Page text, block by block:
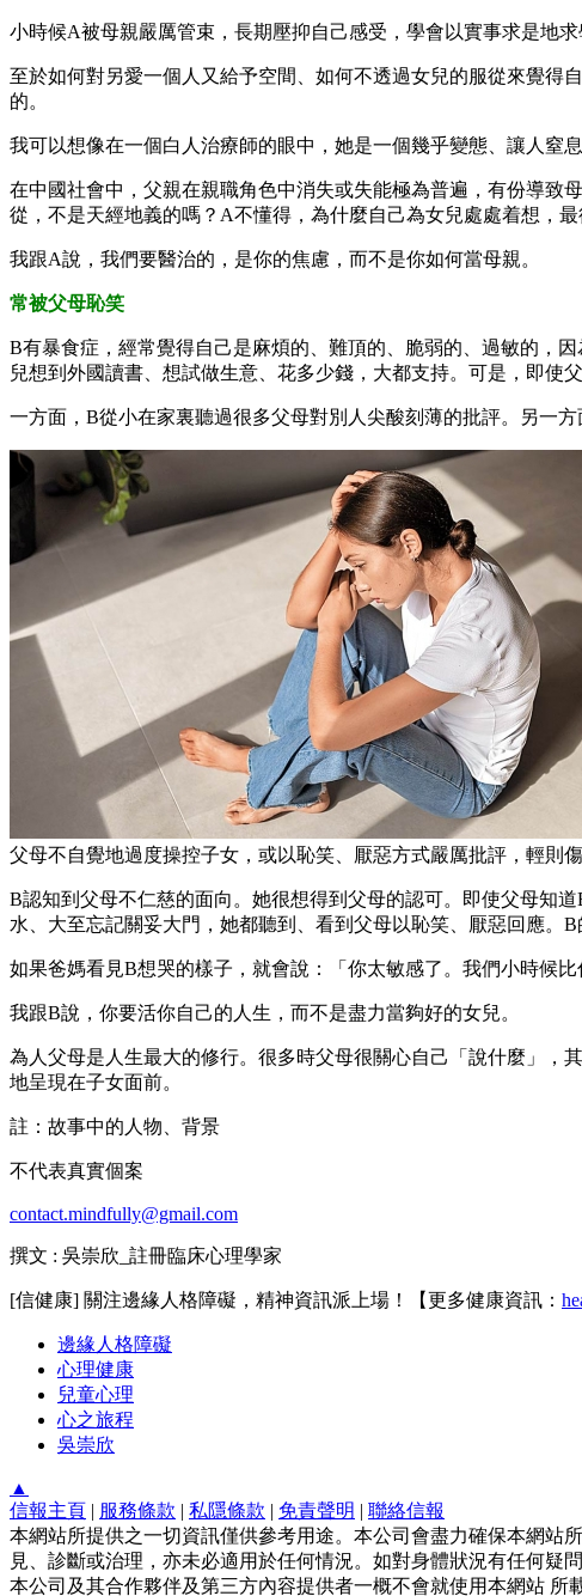
小時候A被母親嚴厲管束，長期壓抑自己感受，學會以實事求是地
至於如何對另愛一個人又給予空間、如何不透過女兒的服從來覺得
的。
我可以想像在一個白人治療師的眼中，她是一個幾乎變態、讓人窒息
在中國社會中，父親在親職角色中消失或失能極為普遍，有份導致
從，不是天經地義的嗎？A不懂得，為什麼自己為女兒處處着想，最
我跟A說，我們要醫治的，是你的焦慮，而不是你如何當母親。
常被父母恥笑
B有暴食症，經常覺得自己是麻煩的、難頂的、脆弱的、過敏的，
兒想到外國讀書、想試做生意、花多少錢，大都支持。可是，即使
一方面，B從小在家裏聽過很多父母對別人尖酸刻薄的批評。另一
父母不自覺地過度操控子女，或以恥笑、厭惡方式嚴厲批評，輕則
B認知到父母不仁慈的面向。她很想得到父母的認可。即使父母知
水、大至忘記關妥大門，她都聽到、看到父母以恥笑、厭惡回應。
如果爸媽看見B想哭的樣子，就會說：「你太敏感了。我們小時候
我跟B說，你要活你自己的人生，而不是盡力當夠好的女兒。
為人父母是人生最大的修行。很多時父母很關心自己「說什麼」，
地呈現在子女面前。
註：故事中的人物、背景
不代表真實個案
contact.mindfully@gmail.com
撰文 : 吳崇欣_註冊臨床心理學家
[信健康] 關注邊緣人格障礙，精神資訊派上場！【更多健康資訊：
邊緣人格障礙
心理健康
兒童心理
心之旅程
吳崇欣
▲
信報主頁 | 服務條款 | 私隱條款 | 免責聲明 | 聯絡信報
本網站所提供之一切資訊僅供參考用途。本公司會盡力確保本網站
見、診斷或治理，亦未必適用於任何情況。如對身體狀況有任何疑
本公司及其合作夥伴及第三方內容提供者一概不會就使用本網站 所